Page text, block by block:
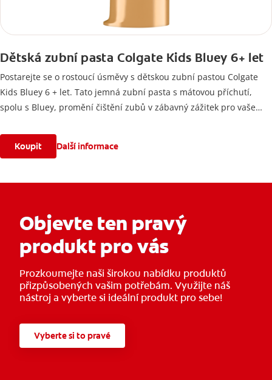
Dětská zubní pasta Colgate Kids Bluey 6+ let
Postarejte se o rostoucí úsměvy s dětskou zubní pastou Colgate
Kids Bluey 6 + let. Tato jemná zubní pasta s mátovou příchutí,
spolu s Bluey, promění čištění zubů v zábavný zážitek pro vaše
Koupit Další informace
Objevte ten pravý
produkt pro vás
Prozkoumejte naši širokou nabídku produktů
přizpůsobených vašim potřebám. Využijte náš
nástroj a vyberte si ideální produkt pro sebe!
Vyberte si to pravé